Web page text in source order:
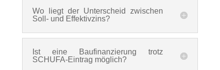
Wo liegt der Unterscheid zwischen
Soll- und Effektivzins?
Ist eine Baufinanzierung trotz
SCHUFA-Eintrag möglich?